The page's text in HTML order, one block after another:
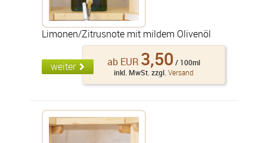
Limonen/Zitrusnote mit mildem Olivenöl
ab EUR 3,50 / 100ml
inkl. MwSt. zzgl. Versand
weiter